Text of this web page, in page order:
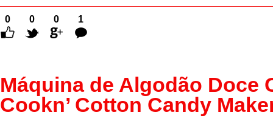
0 0 0
1
Comentário
Máquina de Algodão Doce
Cookn’ Cotton Candy